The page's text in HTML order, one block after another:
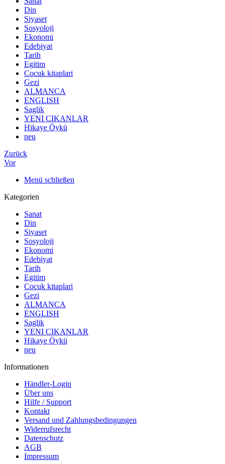
Din
Siyaset
Sosyoloji
Ekonomi
Edebiyat
Tarih
Egitim
Cocuk kitaplari
Gezi
ALMANCA
ENGLISH
Saglik
YENI CIKANLAR
Hikaye Öykü
neu
Zurück
Vor
Menü schließen
Kategorien
Sanat
Din
Siyaset
Sosyoloji
Ekonomi
Edebiyat
Tarih
Egitim
Cocuk kitaplari
Gezi
ALMANCA
ENGLISH
Saglik
YENI CIKANLAR
Hikaye Öykü
neu
Informationen
Händler-Login
Über uns
Hilfe / Support
Kontakt
Versand und Zahlungsbedingungen
Widerrufsrecht
Datenschutz
AGB
Impressum